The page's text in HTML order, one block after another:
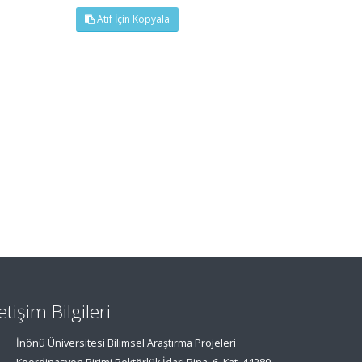
Atıf İçin Kopyala
Bilgileri
İnönü Üniversitesi Bilimsel Araştırma Projeleri